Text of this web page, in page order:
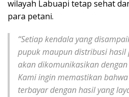
wilayah Labuapi tetap sehat
para petani.
“Setiap kendala yang
pupuk maupun distribusi
akan dikomunikasikan
Kami ingin memastikan
terbayar dengan hasil yang